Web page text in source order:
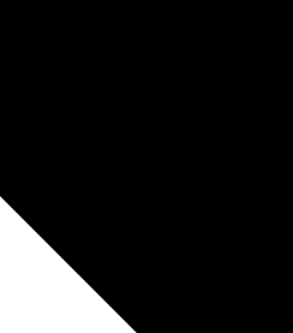
так не смогла. За это